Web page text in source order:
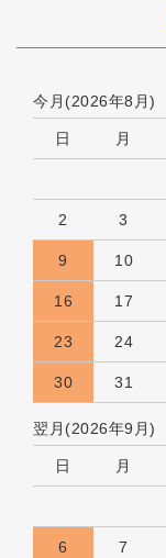
今月(2026年8月)
日 月
2 3
9 10
16 17
23 24
30 31
翌月(2026年9月)
日 月
6 7